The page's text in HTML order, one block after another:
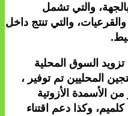
والتي تشمل
والتي تنتج داخل
السوق المحلية
المحليين تم توفير ،
من 8500 قنطار من الأسمدة الأزوتية
وكذا دعم اقتناء